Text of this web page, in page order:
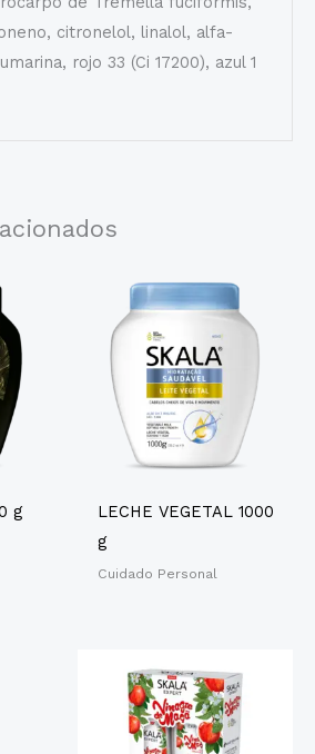
citronelol, linalol, alfa-
rojo 33 (Ci 17200), azul 1
g
LECHE VEGETAL 1000
g
Cuidado Personal